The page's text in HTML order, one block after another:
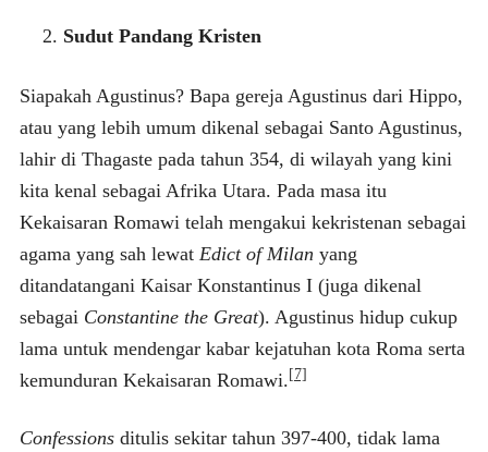
Sudut Pandang Kristen
Siapakah Agustinus? Bapa gereja Agustinus dari Hippo,
atau yang lebih umum dikenal sebagai Santo Agustinus,
lahir di Thagaste pada tahun 354, di wilayah yang kini
kita kenal sebagai Afrika Utara. Pada masa itu
Kekaisaran Romawi telah mengakui kekristenan sebagai
agama yang sah lewat Edict of Milan yang
ditandatangani Kaisar Konstantinus I (juga dikenal
sebagai Constantine the Great). Agustinus hidup cukup
lama untuk mendengar kabar kejatuhan kota Roma serta
kemunduran Kekaisaran Romawi. [7]
Confessionsditulis sekitar tahun 397-400, tidak lama